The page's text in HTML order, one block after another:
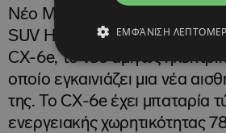
Νέο Mazda CX-6e: Το πιο
SUV Η Mazda παρουσίασε
CX-6e, το νέο αμιγώς
οποίο εγκαινιάζει μια νέα
της. Το CX-6e έχει μπαταρία
ενεργειακής χωρητικότητας
ΕΜΦΆΝΙΣΗ